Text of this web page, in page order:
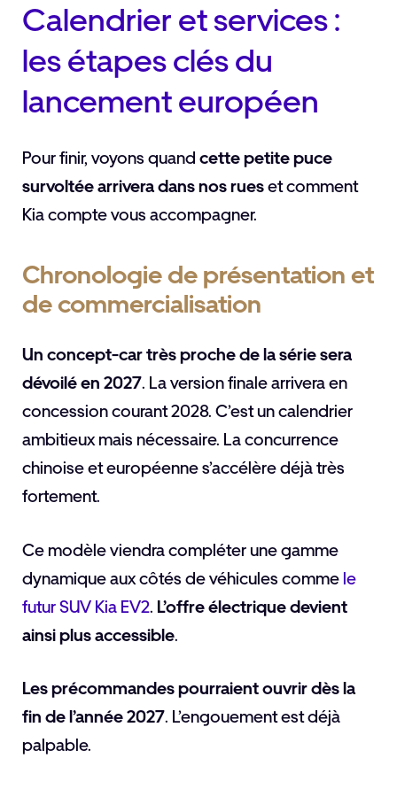
Calendrier et services :
les étapes clés du
lancement européen
Pour finir, voyons quand cette petite puce
survoltée arrivera dans nos rueset comment
Kia compte vous accompagner.
Chronologie de présentation et
de commercialisation
Un concept-car très proche de la série sera
dévoilé en 2027. La version finale arrivera en
concession courant 2028. C’est un calendrier
ambitieux mais nécessaire. La concurrence
chinoise et européenne s’accélère déjà très
fortement.
Ce modèle viendra compléter une gamme
dynamique aux côtés de véhicules comme le
futur SUV Kia EV2. L’offre électrique devient
ainsi plus accessible.
Les précommandes pourraient ouvrir dès la
fin de l’année 2027. L’engouement est déjà
palpable.